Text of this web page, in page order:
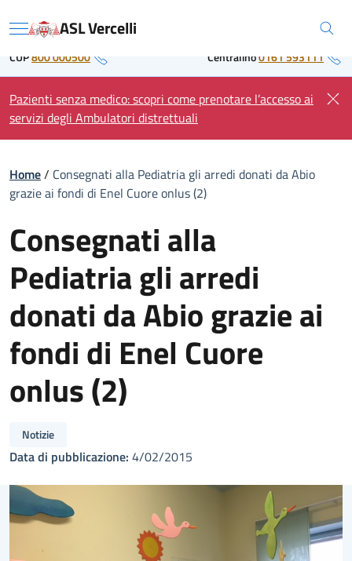
to Regione Piemonte
Menu ASL Vercelli
CUP800 000500 Centralino0161 593111
Pazienti senza medico: scopri come prenotare l’accesso ai
servizi degli Ambulatori distrettuali
Home/ Consegnati alla Pediatria gli arredi donati da Abio
grazie ai fondi di Enel Cuore onlus (2)
Consegnati alla
Pediatria gli arredi
donati da Abio grazie ai
fondi di Enel Cuore
onlus (2)
Notizie
Data di pubblicazione: 4/02/2015